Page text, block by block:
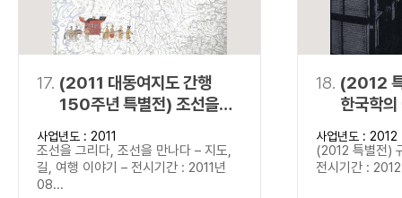
17. (2011 대동여지도 간행
150주년 특별전) 조선을
그리다, 조선을 만나다
사업년도 : 2011
조선을 그리다, 조선을 만나다 – 지도,
길, 여행 이야기 – 전시기간 : 2011년
08...
18. (2012
한국학의
사업년도 : 2012
(2012 특별전)
전시기간 :